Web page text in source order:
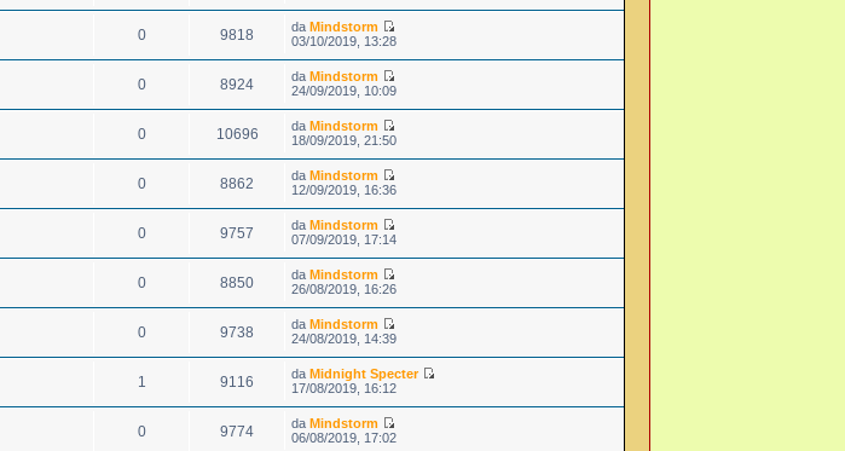
0 9818 daMindstorm
03/10/2019, 13:28
0 8924 daMindstorm
24/09/2019, 10:09
0 10696 daMindstorm
18/09/2019, 21:50
0 8862 daMindstorm
12/09/2019, 16:36
0 9757 daMindstorm
07/09/2019, 17:14
0 8850 daMindstorm
26/08/2019, 16:26
0 9738 daMindstorm
24/08/2019, 14:39
1 9116 daMidnight Specter
17/08/2019, 16:12
0 9774 daMindstorm
06/08/2019, 17:02